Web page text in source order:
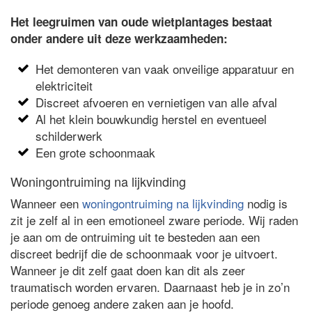
Het leegruimen van oude wietplantages bestaat
onder andere uit deze werkzaamheden:
Het demonteren van vaak onveilige apparatuur en
elektriciteit
Discreet afvoeren en vernietigen van alle afval
Al het klein bouwkundig herstel en eventueel
schilderwerk
Een grote schoonmaak
Woningontruiming na lijkvinding
Wanneer een woningontruiming na lijkvinding nodig is
zit je zelf al in een emotioneel zware periode. Wij raden
je aan om de ontruiming uit te besteden aan een
discreet bedrijf die de schoonmaak voor je uitvoert.
Wanneer je dit zelf gaat doen kan dit als zeer
traumatisch worden ervaren. Daarnaast heb je in zo’n
periode genoeg andere zaken aan je hoofd.